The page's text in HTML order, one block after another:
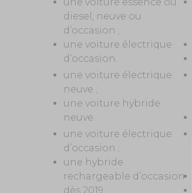
une voiture essence ou
diesel, neuve ou
d’occasion ;
une voiture électrique
d’occasion.
une voiture électrique
neuve ;
une voiture hybride
neuve.
une voiture électrique
d’occasion ;
une hybride
rechargeable d’occasion
dès 2019.